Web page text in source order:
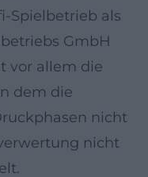
Spielbetrieb als
GmbH
vor allem die
dem die
nicht
nicht